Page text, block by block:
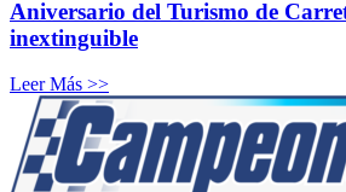
Aniversario del Turismo de
inextinguible
Leer Más >>